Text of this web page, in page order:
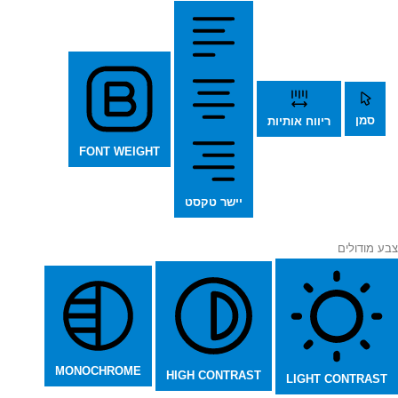
סמן ריווח אותיות
יישר טקסט
FONT WEIGHT
צבע מודולים
LIGHT CONTRAST
HIGH CONTRAST
MONOCHROME